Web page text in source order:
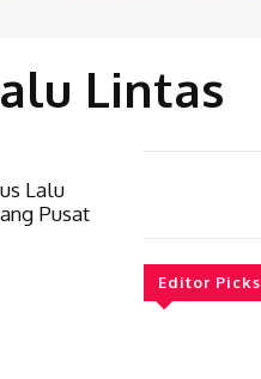
Lintas
Lalu
Pusat
Editor Picks